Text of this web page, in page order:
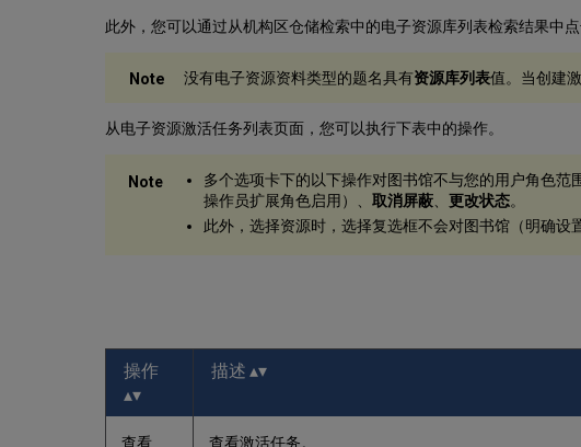
此外，您可以通过从机构区仓储检索中的电子资源库列表检索结果中
没有电子资源资料类型的题名具有资源库列表值。当创建
从电子资源激活任务列表页面，您可以执行下表中的操作。
多个选项卡下的以下操作对图书馆不与您的用户角色范
操作员扩展角色启用）、 取消屏蔽、 更改状态。
此外，选择资源时，选择复选框不会对图书馆（明确设
操作 描述
查看 查看激活任务。